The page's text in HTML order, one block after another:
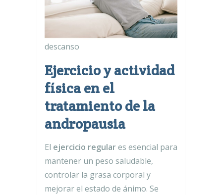
descanso
Ejercicio y actividad
física en el
tratamiento de la
andropausia
El ejercicio regulares esencial para
mantener un peso saludable,
controlar la grasa corporal y
mejorar el estado de ánimo. Se